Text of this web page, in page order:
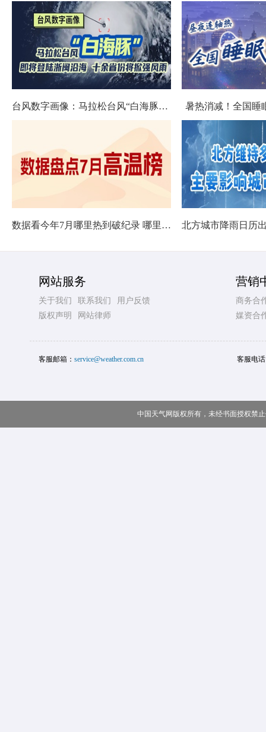
台风数字画像：马拉松台风“白海豚”将影响十余省份 暑热消减！全国睡
数据看今年7月哪里热到破纪录 哪里暑热连轴转
网站服务
关于我们 联系我们
用户反馈
版权声明
网站律师
营销
商务合
媒资合
客服邮箱： service@weather.com.cn 客服电
中国天气网版权所有，未经书面授权